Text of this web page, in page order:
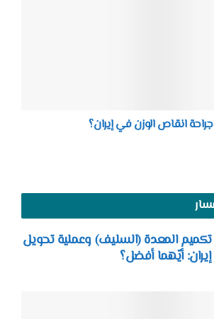
انقاص الوزن في إيران؟
تكميم المعدة (السليف) وعملية تحويل
أيّهما أفضل؟